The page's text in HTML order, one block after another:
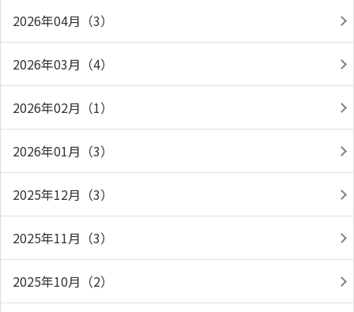
2026年04月（3）
2026年03月（4）
2026年02月（1）
2026年01月（3）
2025年12月（3）
2025年11月（3）
2025年10月（2）